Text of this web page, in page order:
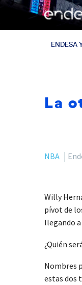
ENDESA
La
NBA
Willy
pívot de
llegando
¿Quién
Nombres
estas dos